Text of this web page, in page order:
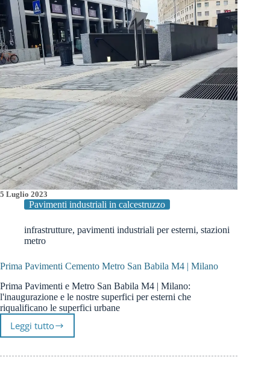
in
resina
firmati
Prima
5 Luglio 2023
Pavimenti industriali in calcestruzzo
infrastrutture, pavimenti industriali per esterni, stazioni
metro
Prima Pavimenti Cemento Metro San Babila M4 | Milano
Prima Pavimenti e Metro San Babila M4 | Milano:
l'inaugurazione e le nostre superfici per esterni che
riqualificano le superfici urbane
Leggi tutto
Prima
Cemento